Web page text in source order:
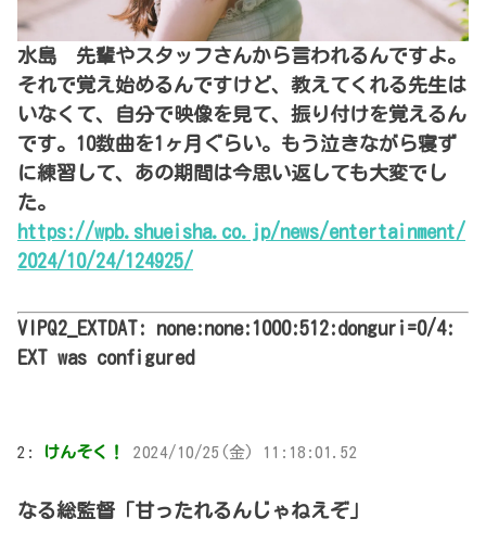
水島 先輩やスタッフさんから言われるんですよ。
それで覚え始めるんですけど、教えてくれる先生は
いなくて、自分で映像を見て、振り付けを覚えるん
です。10数曲を1ヶ月ぐらい。もう泣きながら寝ず
に練習して、あの期間は今思い返しても大変でし
た。
https://wpb.shueisha.co.jp/news/entertainment/
2024/10/24/124925/
VIPQ2_EXTDAT: none:none:1000:512:donguri=0/4:
EXT was configured
2: けんそく！ 2024/10/25(金) 11:18:01.52
なる総監督「甘ったれるんじゃねえぞ」